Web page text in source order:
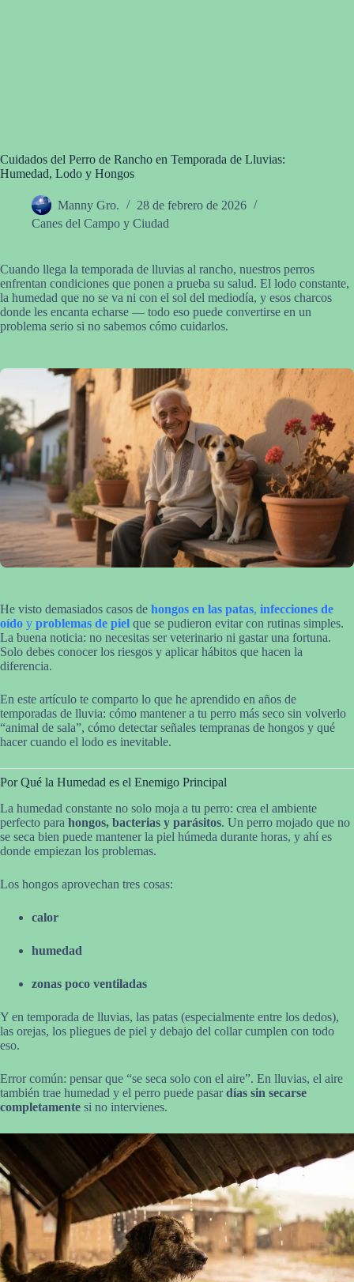
Cuidados del Perro de Rancho en Temporada de Lluvias:
Humedad, Lodo y Hongos
Manny Gro.
28 de febrero de 2026
Canes del Campo y Ciudad
Cuando llega la temporada de lluvias al rancho, nuestros perros
enfrentan condiciones que ponen a prueba su salud. El lodo constante,
la humedad que no se va ni con el sol del mediodía, y esos charcos
donde les encanta echarse — todo eso puede convertirse en un
problema serio si no sabemos cómo cuidarlos.
He visto demasiados casos de hongos en las patas, infecciones de
oído y problemas de piel que se pudieron evitar con rutinas simples.
La buena noticia: no necesitas ser veterinario ni gastar una fortuna.
Solo debes conocer los riesgos y aplicar hábitos que hacen la
diferencia.
En este artículo te comparto lo que he aprendido en años de
temporadas de lluvia: cómo mantener a tu perro más seco sin volverlo
“animal de sala”, cómo detectar señales tempranas de hongos y qué
hacer cuando el lodo es inevitable.
Por Qué la Humedad es el Enemigo Principal
La humedad constante no solo moja a tu perro: crea el ambiente
perfecto para hongos, bacterias y parásitos. Un perro mojado que no
se seca bien puede mantener la piel húmeda durante horas, y ahí es
donde empiezan los problemas.
Los hongos aprovechan tres cosas:
calor
humedad
zonas poco ventiladas
Y en temporada de lluvias, las patas (especialmente entre los dedos),
las orejas, los pliegues de piel y debajo del collar cumplen con todo
eso.
Error común: pensar que “se seca solo con el aire”. En lluvias, el aire
también trae humedad y el perro puede pasardías sin secarse
completamente si no intervienes.